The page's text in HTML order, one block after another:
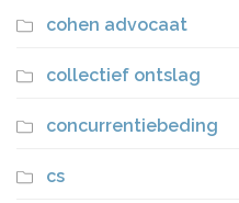
cohen advocaat
collectief ontslag
concurrentiebeding
cs